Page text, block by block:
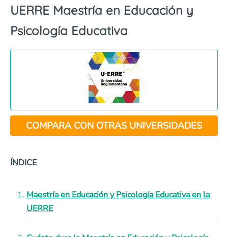
UERRE Maestría en Educación y
Psicología Educativa
COMPARA CON OTRAS UNIVERSIDADES
ÍNDICE
Maestría en Educación y Psicología Educativa en la
UERRE